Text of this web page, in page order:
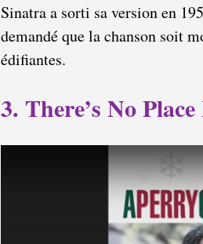
Sinatra a sorti sa version en
demandé que la chanson soit
édifiantes.
3. There’s No